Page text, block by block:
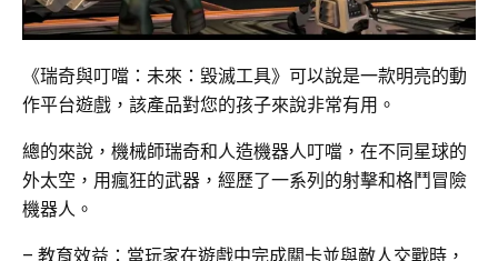
《瑞奇與叮噹：未來：毀滅工具》可以說是一款明亮的動
作平台遊戲，該產品對您的孩子來說非常有用。
總的來說，機械師瑞奇和人造機器人叮噹，在不同星球的
外太空，用瘋狂的武器，經歷了一系列的射擊和格鬥冒險
機器人。
– 教育效益：當玩家在遊戲中完成關卡並與敵人交戰時，